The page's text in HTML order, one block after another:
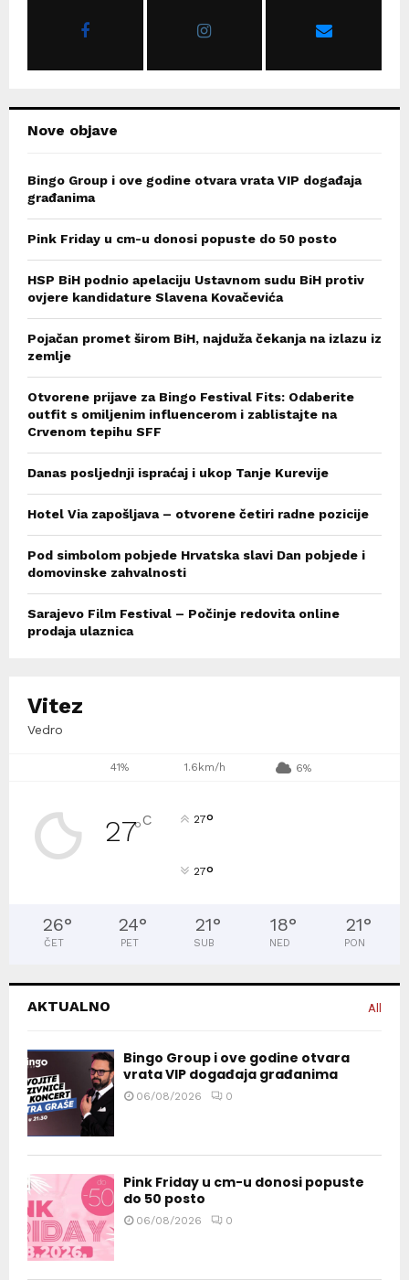
Nove objave
Bingo Group i ove godine otvara vrata VIP događaja
građanima
Pink Friday u cm-u donosi popuste do 50 posto
HSP BiH podnio apelaciju Ustavnom sudu BiH protiv
ovjere kandidature Slavena Kovačevića
Pojačan promet širom BiH, najduža čekanja na izlazu iz
zemlje
Otvorene prijave za Bingo Festival Fits: Odaberite
outfit s omiljenim influencerom i zablistajte na
Crvenom tepihu SFF
Danas posljednji ispraćaj i ukop Tanje Kurevije
Hotel Via zapošljava – otvorene četiri radne pozicije
Pod simbolom pobjede Hrvatska slavi Dan pobjede i
domovinske zahvalnosti
Sarajevo Film Festival – Počinje redovita online
prodaja ulaznica
Vitez
Vedro
41% 1.6km/h 6%
27°C 27°
27°
26°
ČET
24°
PET
21°
SUB
18°
NED
21°
PON
AKTUALNO All
Bingo Group i ove godine otvara
vrata VIP događaja građanima
06/08/2026 0
Pink Friday u cm-u donosi popuste
do 50 posto
06/08/2026 0